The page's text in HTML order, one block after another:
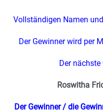
Vollständigen Namen
Der Gewinner wird per
Der nächste
Roswitha
Der Gewinner / die